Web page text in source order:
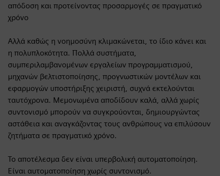
απόδοση και προτείνοντας προσαρμογές σε πραγματικό
χρόνο
Αλλά καθώς η νοημοσύνη κλιμακώνεται, το ίδιο κάνει και
η πολυπλοκότητα. Πολλά συστήματα,
συμπεριλαμβανομένων εργαλείων προγραμματισμού,
μηχανών βελτιστοποίησης, προγνωστικών μοντέλων και
εφαρμογών υποστήριξης χειριστή, συχνά εκτελούνται
ταυτόχρονα. Μεμονωμένα αποδίδουν καλά, αλλά χωρίς
συντονισμό μπορούν να συγκρούονται, δημιουργώντας
αστάθεια και αναγκάζοντας τους ανθρώπους να επιλύσουν
ζητήματα σε πραγματικό χρόνο.
Το αποτέλεσμα δεν είναι υπερβολική αυτοματοποίηση.
Είναι αυτοματοποίηση χωρίς συντονισμό.